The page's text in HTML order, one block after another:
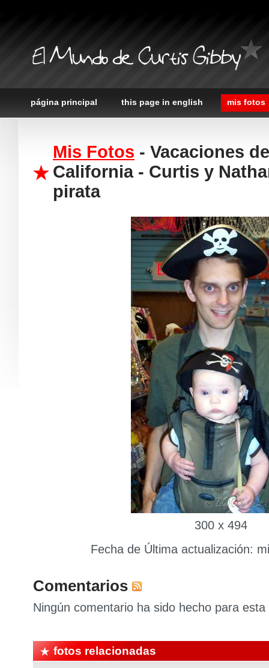
El Mundo de Curtis Gibby
página principal this page in english mis fotos
Mis Fotos - Vacaciones
California - Curtis y
pirata
300 x 494
Fecha de Última actualización:
Comentarios
Ningún comentario ha sido hecho para esta
fotos relacionadas